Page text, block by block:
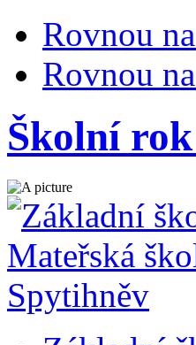
Rovnou
Rovnou
Školní